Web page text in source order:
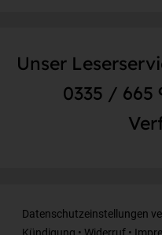
Unser
0335 / 665
Datenschutzeinstellungen